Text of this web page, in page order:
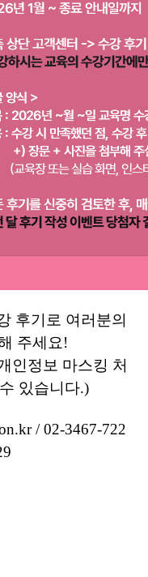
후기로 여러분의
주세요!
인정보 마스킹 처
있습니다.)
/ 02-3467-722